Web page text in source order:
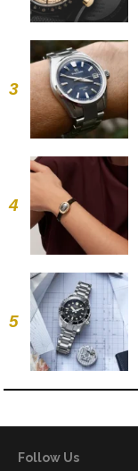
3
4
5
Follow Us